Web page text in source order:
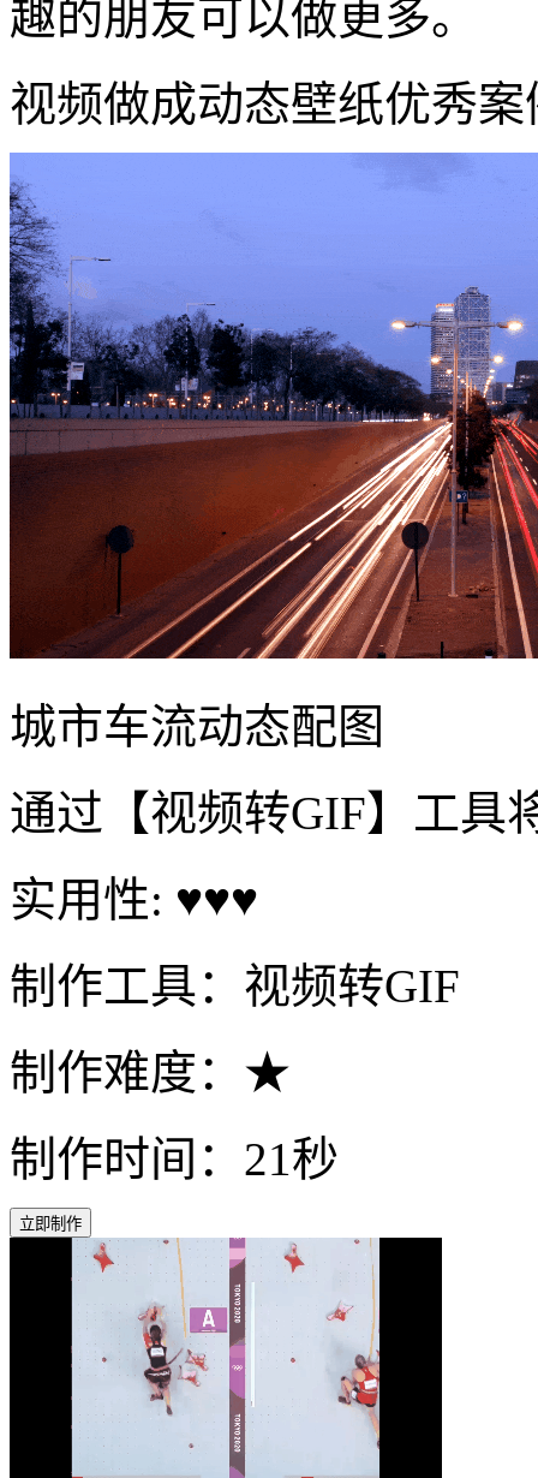
趣的朋友可以做更多。
视频做成动态壁纸优秀案
城市车流动态配图
通过【视频转GIF】工具
实用性: ♥♥♥
制作工具：视频转GIF
制作难度：★
制作时间：21秒
立即制作